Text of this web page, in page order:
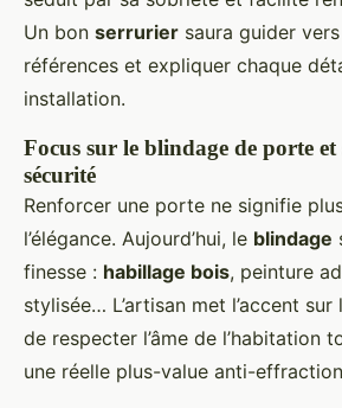
Un bon serrurier saura guider
références et expliquer chaque
installation.
Focus sur le blindage de porte et
sécurité
Renforcer une porte ne signifie
l’élégance. Aujourd’hui, le blindage
finesse : habillage bois, peinture
stylisée… L’artisan met l’accent
de respecter l’âme de l’habitation
une réelle plus-value anti-